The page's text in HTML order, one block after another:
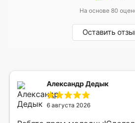
На основе 80
Оставить
Александр Дедык
6 августа 2026